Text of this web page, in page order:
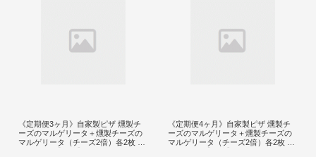
《定期便3ヶ月》自家製ピザ 燻製チ
ーズのマルゲリータ＋燻製チーズの
マルゲリータ（チーズ2倍）各2枚 計
《定期便4ヶ月》自家製ピザ 燻製チ
ーズのマルゲリータ＋燻製チーズの
マルゲリータ（チーズ2倍）各2枚 計